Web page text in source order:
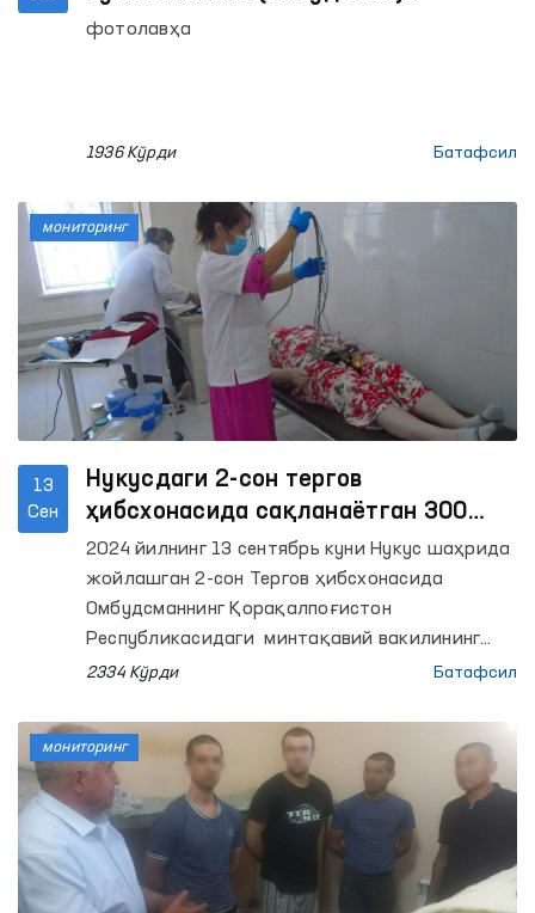
Котибияти ходимлари томонидан
фотолавҳа
1936 Кўрди Батафсил
13
Сен
Нукусдаги 2-сон тергов
ҳибсхонасида сақланаётган 300
нафардан ортиқ шахслар тиббий
кўрикдан ўтказилди
2024 йилнинг 13 сентябрь куни Нукус шаҳрида
жойлашган 2-сон Тергов ҳибсхонасида
Омбудсманнинг Қорақалпоғистон
Республикасидаги минтақавий вакилининг
ташаббуси билан Қорақалпоғистон
билан биргаликда мазкур ҳибсхонада
сақланаётган 300 нафардан ортиқ шахслар
учун тиббий кўрик ташкил этилди.
2334 Кўрди Батафсил
мониторинг
мониторинг